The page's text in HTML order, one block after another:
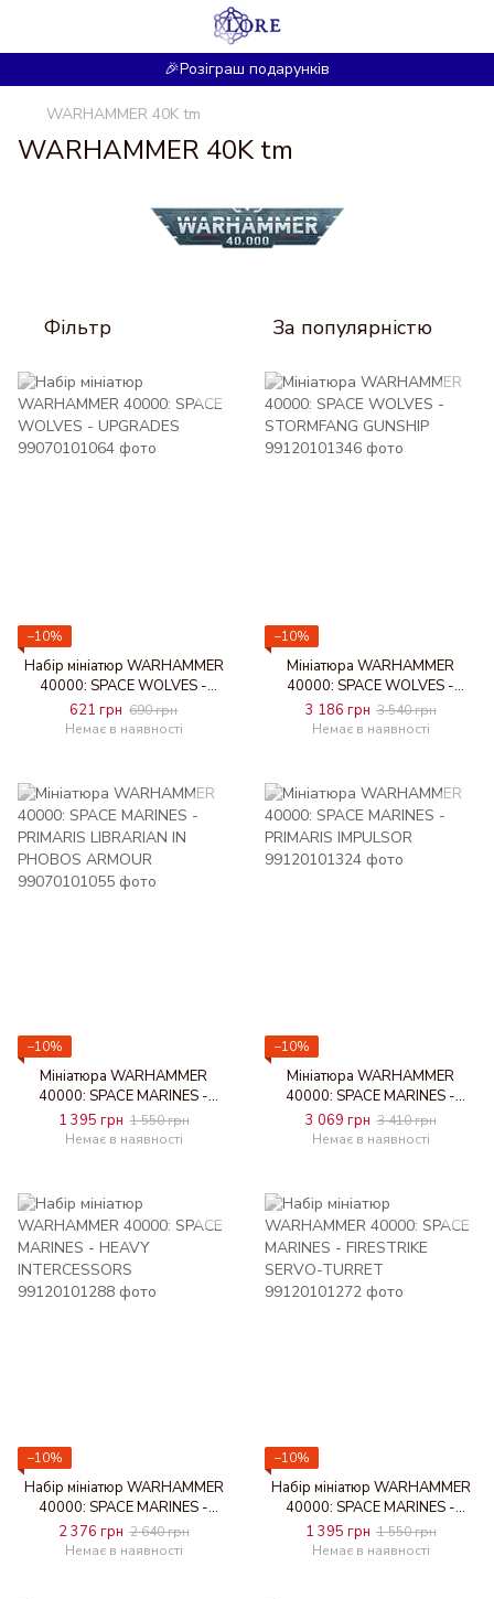
🎉Розіграш подарунків
WARHAMMER 40K tm
WARHAMMER 40K tm
Фільтр За популярністю
−10%
Набір мініатюр WARHAMMER
40000: SPACE WOLVES -
UPGRADES
621 грн 690 грн
Немає в наявності
−10%
Мініатюра WARHAMMER
40000: SPACE WOLVES -
STORMFANG GUNSHIP
3 186 грн 3 540 грн
Немає в наявності
−10%
Мініатюра WARHAMMER
40000: SPACE MARINES -
PRIMARIS LIBRARIAN IN
PHOBOS ARMOUR
1 395 грн 1 550 грн
Немає в наявності
−10%
Мініатюра WARHAMMER
40000: SPACE MARINES -
PRIMARIS IMPULSOR
3 069 грн 3 410 грн
Немає в наявності
−10%
Набір мініатюр WARHAMMER
40000: SPACE MARINES -
HEAVY INTERCESSORS
2 376 грн 2 640 грн
Немає в наявності
−10%
Набір мініатюр WARHAMMER
40000: SPACE MARINES -
FIRESTRIKE SERVO-TURRET
1 395 грн 1 550 грн
Немає в наявності